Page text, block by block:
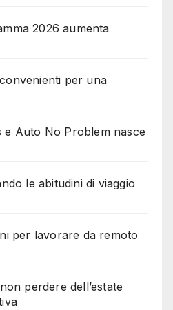
2026 aumenta
per una
e Auto No Problem nasce
le abitudini di viaggio
per lavorare da remoto
perdere dell’estate